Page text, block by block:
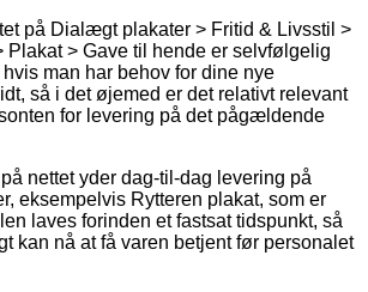
på Dialægt plakater > Fritid & Livsstil >
Plakat > Gave til hende er selvfølgelig
man har behov for dine nye
så i det øjemed er det relativt relevant
for levering på det pågældende
nettet yder dag-til-dag levering på
eksempelvis Rytteren plakat, som er
laves forinden et fastsat tidspunkt, så
kan nå at få varen betjent før personalet